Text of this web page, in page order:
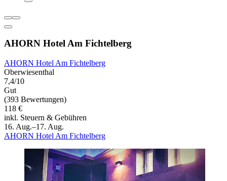
AHORN Hotel Am Fichtelberg
AHORN Hotel Am Fichtelberg
Oberwiesenthal
7,4/10
Gut
(393 Bewertungen)
118 €
inkl. Steuern & Gebühren
16. Aug.–17. Aug.
AHORN Hotel Am Fichtelberg